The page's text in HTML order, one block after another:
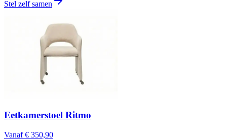
Stel zelf samen
Eetkamerstoel Ritmo
Vanaf € 350,90